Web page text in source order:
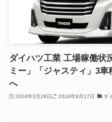
ダイハツ工業 工場稼働状
ミー」「ジャスティ」3
へ
2024年3月28日 2024年9月17日 ダ